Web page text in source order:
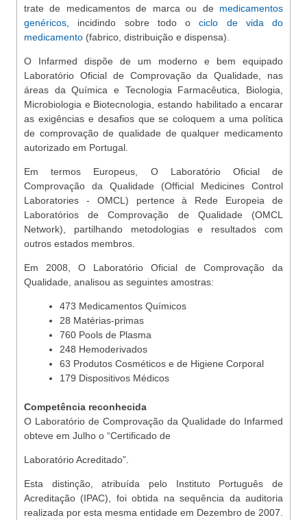
trate de medicamentos de marca ou de medicamentos
genéricos , incidindo sobre todo ociclo de vida do
medicamento (fabrico, distribuição e dispensa).
O Infarmed dispõe de um moderno e bem equipado
Laboratório Oficial de Comprovação da Qualidade, nas
áreas da Química e Tecnologia Farmacêutica, Biologia,
Microbiologia e Biotecnologia, estando habilitado a encarar
as exigências e desafios que se coloquem a uma política
de comprovação de qualidade de qualquer medicamento
autorizado em Portugal.
Em termos Europeus, O Laboratório Oficial de
Comprovação da Qualidade (Official Medicines Control
Laboratories - OMCL) pertence à Rede Europeia de
Laboratórios de Comprovação de Qualidade (OMCL
Network), partilhando metodologias e resultados com
outros estados membros.
Em 2008, O Laboratório Oficial de Comprovação da
Qualidade, analisou as seguintes amostras:
473 Medicamentos Químicos
28 Matérias-primas
760 Pools de Plasma
248 Hemoderivados
63 Produtos Cosméticos e de Higiene Corporal
179 Dispositivos Médicos
Competência reconhecida
O Laboratório de Comprovação da Qualidade do Infarmed
obteve em Julho o “Certificado de
Laboratório Acreditado”.
Esta distinção, atribuída pelo Instituto Português de
Acreditação (IPAC), foi obtida na sequência da auditoria
realizada por esta mesma entidade em Dezembro de 2007.